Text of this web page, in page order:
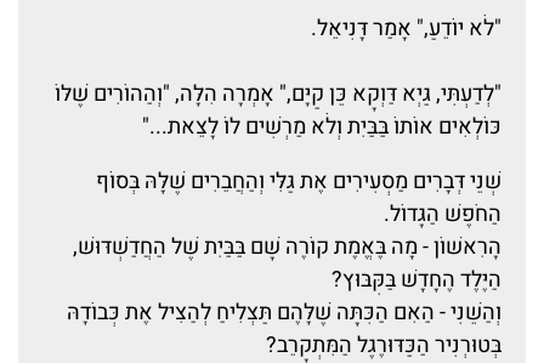
"לֹא יוֹדֵעַ," אָמַר דָּנִיאֵל.
"לְדַעְתִּי, גַּיְא דַּוְקָא כֵּן קַיָּם," אָמְרָה הִלָּה, "וְהַהוֹרִים שֶׁלּוֹ
כּוֹלְאִים אוֹתוֹ בַּבַּיִת וְלֹא מַרְשִׁים לוֹ לָצֵאת..."
שְׁנֵי דְּבָרִים מַסְעִירִים אֶת גַּלִּי וְהַחֲבֵרִים שֶׁלָּהּ בְּסוֹף
הַחֹפֶשׁ הַגָּדוֹל.
הָרִאשׁוֹן - מָה בֶּאֱמֶת קוֹרֶה שָׁם בַּבַּיִת שֶׁל הַחֲדַשְׁדּוּשׁ,
הַיֶּלֶד הֶחָדָשׁ בַּקִּבּוּץ?
וְהַשֵּׁנִי - הַאִם הַכִּתָּה שֶׁלָּהֶם תַּצְלִיחַ לְהַצִּיל אֶת כְּבוֹדָהּ
בְּטוּרְנִיר הַכַּדּוּרֶגֶל הַמִּתְקָרֵב?